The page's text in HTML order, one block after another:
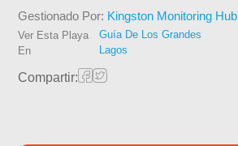
Gestionado Por: Kingston Monitoring Hub
Ver Esta Playa
En
Guía De Los Grandes
Lagos
Compartir: